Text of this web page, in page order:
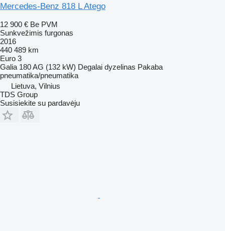
Mercedes-Benz 818 L Atego
12 900 € Be PVM
Sunkvežimis furgonas
2016
440 489 km
Euro 3
Galia 180 AG (132 kW) Degalai dyzelinas Pakaba
pneumatika/pneumatika
Lietuva, Vilnius
TDS Group
Susisiekite su pardavėju